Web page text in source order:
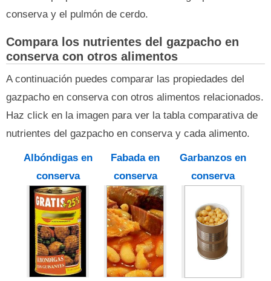
conserva y el pulmón de cerdo.
Compara los nutrientes del gazpacho en
conserva con otros alimentos
A continuación puedes comparar las propiedades del
gazpacho en conserva con otros alimentos relacionados.
Haz click en la imagen para ver la tabla comparativa de
nutrientes del gazpacho en conserva y cada alimento.
Albóndigas en
conserva
Fabada en
conserva
Garbanzos en
conserva